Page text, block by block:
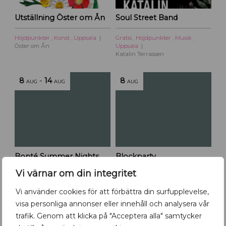
Vi värnar om din integritet
Vi använder cookies för att förbättra din surfupplevelse,
visa personliga annonser eller innehåll och analysera vår
trafik. Genom att klicka på "Acceptera alla" samtycker
Utställning Öster om Ån
Höjdpunkter Konst
Uppsala
Öster om Ån
Soul Street Band
Gratis Höjdpunkter Musik
Uppsala
Katalin Terrassen
8 AUG -14 AUG
Bonté Summer Nights
Höjdpunkter,Mat & dryck
Bonté Brasserie & Bar
8 AUG
Blockparty
Gratis,Höjdpunkter